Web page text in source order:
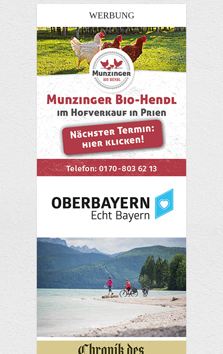
WERBUNG